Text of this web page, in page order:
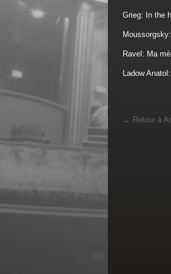
Grieg: In the
Ravel: Ma
Ladow
← Retour à